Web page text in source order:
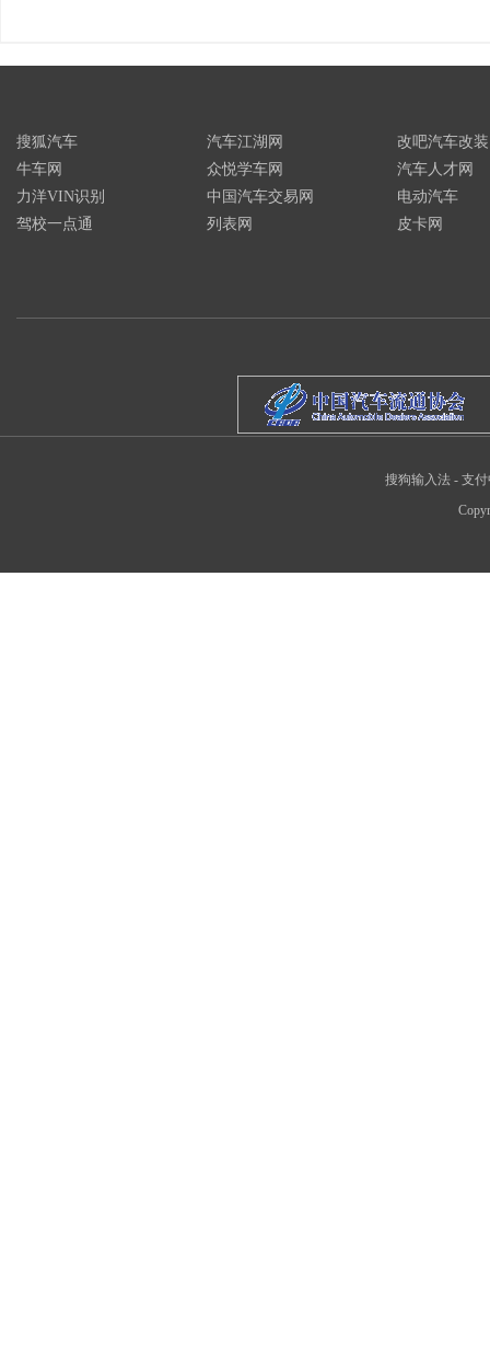
搜狐汽车
牛车网
力洋VIN识别
驾校一点通
汽车江湖网
众悦学车网
中国汽车交易网
列表网
改吧汽车改
汽车人才网
电动汽车
皮卡网
搜狗输入法- 支